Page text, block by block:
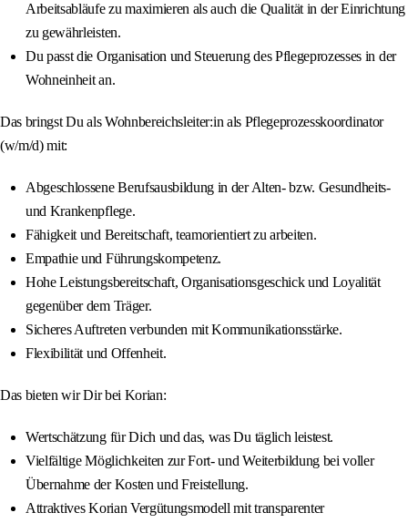
Arbeitsabläufe zu maximieren als auch die Qualität in der Einrichtung
zu gewährleisten.
Du passt die Organisation und Steuerung des Pflegeprozesses in der
Wohneinheit an.
Das bringst Du als Wohnbereichsleiter:in als Pflegeprozesskoordinator
(w/m/d) mit:
Abgeschlossene Berufsausbildung in der Alten- bzw. Gesundheits-
und Krankenpflege.
Fähigkeit und Bereitschaft, teamorientiert zu arbeiten.
Empathie und Führungskompetenz.
Hohe Leistungsbereitschaft, Organisationsgeschick und Loyalität
gegenüber dem Träger.
Sicheres Auftreten verbunden mit Kommunikationsstärke.
Flexibilität und Offenheit.
Das bieten wir Dir bei Korian:
Wertschätzung für Dich und das, was Du täglich leistest.
Vielfältige Möglichkeiten zur Fort- und Weiterbildung bei voller
Übernahme der Kosten und Freistellung.
Attraktives Korian Vergütungsmodell mit transparenter